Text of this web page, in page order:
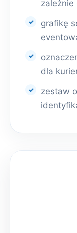
zależnie
grafikę
dla
zestaw